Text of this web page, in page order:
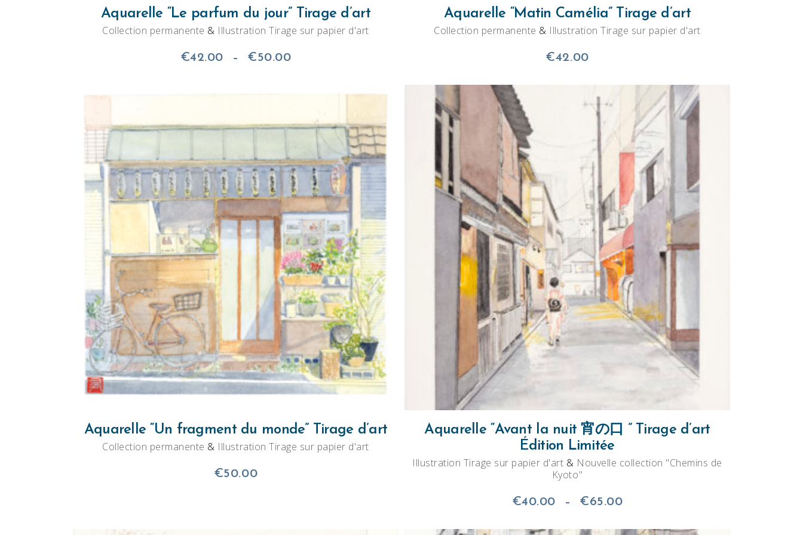
sur
la
page
Aquarelle “Le parfum du jour” Tirage d’art
Collection permanente & Illustration Tirage sur papier d'art
€42.00 – €50.00Plage
€50.00
Aquarelle “Matin Camélia” Tirage d’art
Collection permanente & Illustration Tirage sur papier d'art
€42.00
AJOUTER AU PANIER
Aquarelle “Un fragment du monde” Tirage d’art
Collection permanente & Illustration Tirage sur papier d'art
€50.00
CHOIX DES OPTIONS
Ce
produit
a
variations.
Les
options
peuvent
choisies
sur
la
Aquarelle “Avant la nuit 宵の口 ” Tirage d’art
Édition Limitée
Illustration Tirage sur papier d'art & Nouvelle collection "Chemins de
Kyoto"
€40.00 – €65.00Plage
prix :